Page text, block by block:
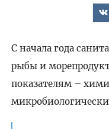
С начала года
рыбы и
показателям –